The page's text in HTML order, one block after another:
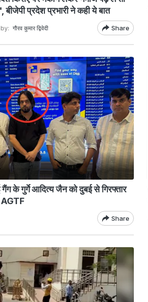
प्रदेश प्रभारी ने कही ये बात
गौरव कुमार द्विवेदी Share
गैंग के गुर्गे आदित्य जैन को दुबई से गिरफ्तार
AGTF
Share